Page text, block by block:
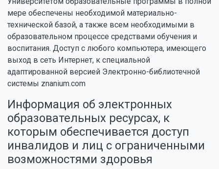
мере обеспечены необходимой материально-
технической базой, а также всем необходимыми в
образовательном процессе средствами обучения и
воспитания. Доступ с любого компьютера, имеющего
выход в сеть Интернет, к специальной
адаптированной версией Электронно-библиотечной
системы znanium.com
Информация об электронных
образовательных ресурсах, к
которым обеспечивается доступ
инвалидов и лиц с ограниченными
возможностями здоровья